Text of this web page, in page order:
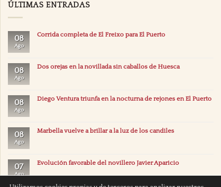
ÚLTIMAS ENTRADAS
08
Ago
Corrida completa de El Freixo para El Puerto
08
Ago
Dos orejas en la novillada sin caballos de Huesca
08
Ago
Diego Ventura triunfa en la nocturna de rejones en El Puerto
08
Ago
Marbella vuelve a brillar a la luz de los candiles
07
Ago
Evolución favorable del novillero Javier Aparicio